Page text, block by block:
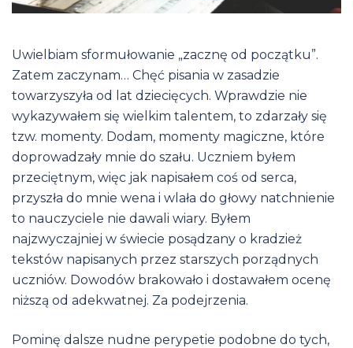
Uwielbiam sformułowanie „zacznę od początku”.
Zatem zaczynam… Chęć pisania w zasadzie
towarzyszyła od lat dziecięcych. Wprawdzie nie
wykazywałem się wielkim talentem, to zdarzały się
tzw. momenty. Dodam, momenty magiczne, które
doprowadzały mnie do szału. Uczniem byłem
przeciętnym, więc jak napisałem coś od serca,
przyszła do mnie wena i wlała do głowy natchnienie
to nauczyciele nie dawali wiary. Byłem
najzwyczajniej w świecie posądzany o kradzież
tekstów napisanych przez starszych porządnych
uczniów. Dowodów brakowało i dostawałem ocenę
niższą od adekwatnej. Za podejrzenia.
Pominę dalsze nudne perypetie podobne do tych,